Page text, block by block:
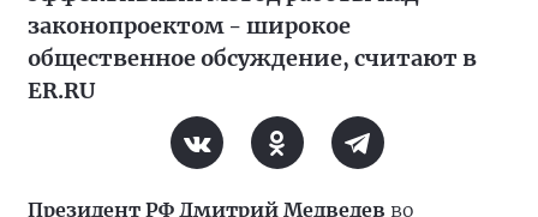
законопроектом - широкое
общественное обсуждение, считают в
ER.RU
Президент РФ Дмитрий Медведев во